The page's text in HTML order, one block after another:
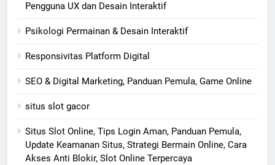
Pengguna UX dan Desain Interaktif
Psikologi Permainan & Desain Interaktif
Responsivitas Platform Digital
SEO & Digital Marketing, Panduan Pemula, Game Online
situs slot gacor
Situs Slot Online, Tips Login Aman, Panduan Pemula,
Update Keamanan Situs, Strategi Bermain Online, Cara
Akses Anti Blokir, Slot Online Terpercaya